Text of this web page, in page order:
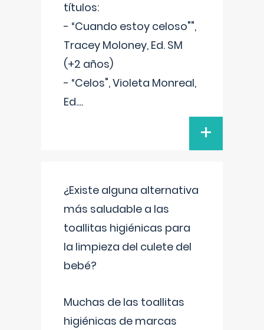
títulos:
- “Cuando estoy celoso"",
Tracey Moloney, Ed. SM
(+2 años)
- “Celos", Violeta Monreal,
Ed....
+
¿Existe alguna alternativa
más saludable a las
toallitas higiénicas para
la limpieza del culete del
bebé?
Muchas de las toallitas
higiénicas de marcas